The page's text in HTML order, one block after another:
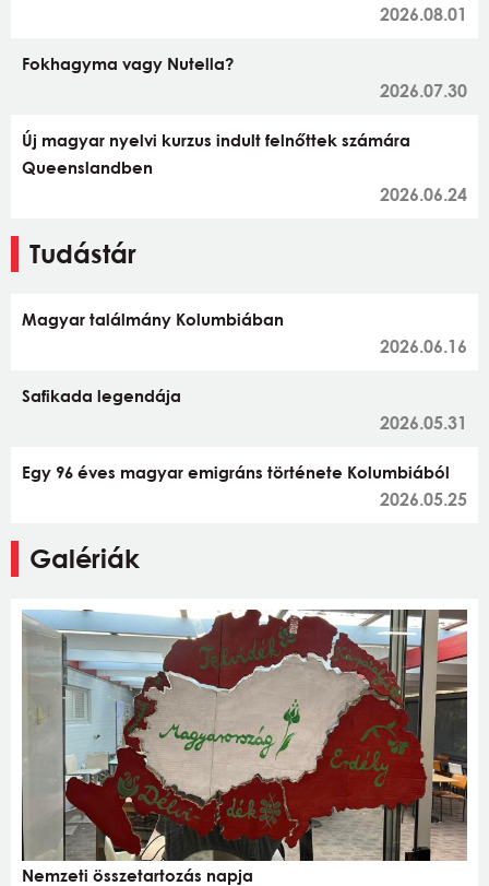
2026.08.01
Fokhagyma vagy Nutella?
2026.07.30
Új magyar nyelvi kurzus indult felnőttek számára
Queenslandben
2026.06.24
Tudástár
Magyar találmány Kolumbiában
2026.06.16
Safikada legendája
2026.05.31
Egy 96 éves magyar emigráns története Kolumbiából
2026.05.25
Galériák
Nemzeti összetartozás napja